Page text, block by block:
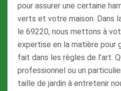
pour assurer une certaine
verts et votre maison. Dans
le 69220, nous mettons à
expertise en la matière pour
fait dans les règles de l’art.
professionnel ou un
taille de jardin à entretenir